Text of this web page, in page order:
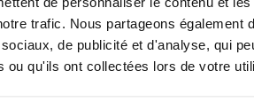
trafic. Nous partageons
de publicité et d'analyse, qui
ou qu'ils ont collectées lors de votre